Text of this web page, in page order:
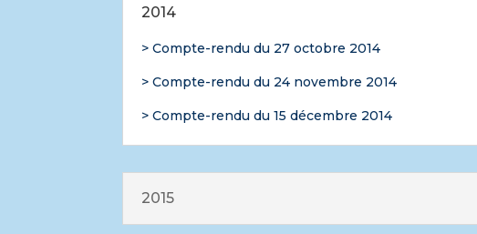
2014
> Compte-rendu du 27 octobre 2014
> Compte-rendu du 24 novembre 2014
> Compte-rendu du 15 décembre 2014
2015